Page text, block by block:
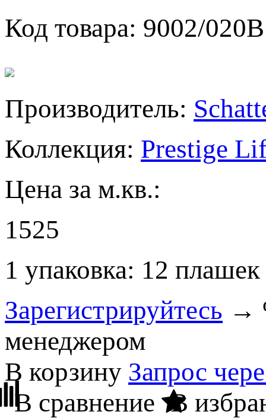
Код товара: 9002/020В
Производитель:
Коллекция: Prestige
Цена за м.кв.:
1525
1 упаковка: 12
Зарегистрируйтесь →
менеджером
В корзину Запрос
В сравнение В